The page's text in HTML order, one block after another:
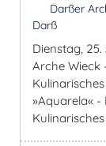
Darßer
Darß
Dienstag,
Arche Wieck
»Aquarela« -